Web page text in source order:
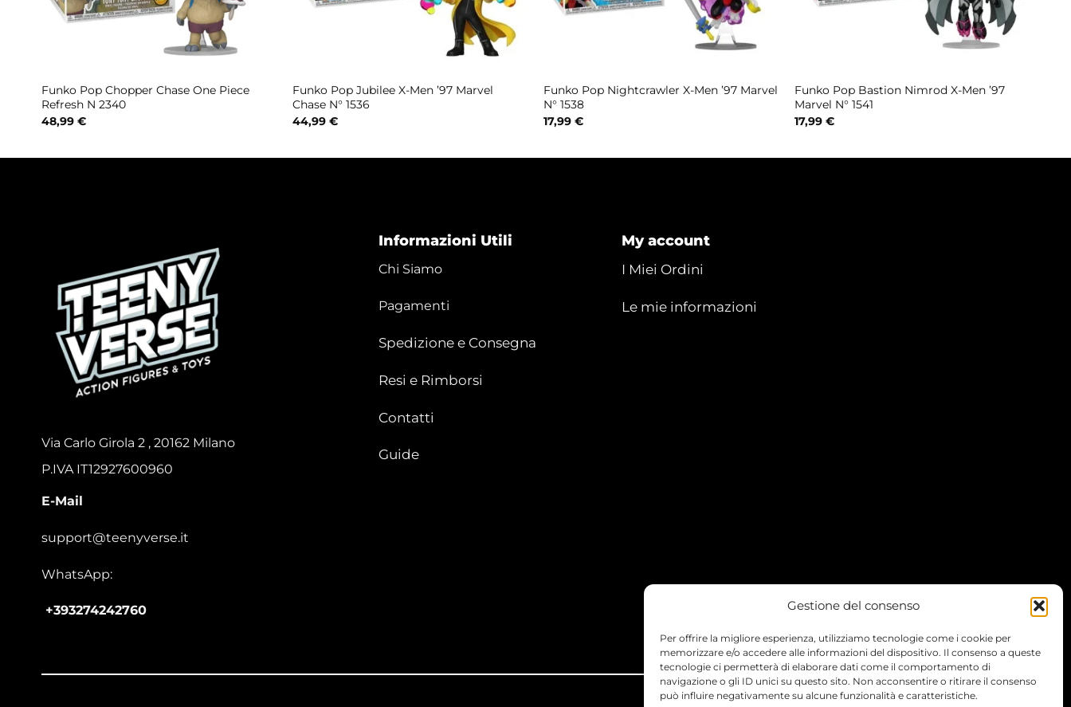
Gestione del consenso
Per offrire la migliore esperienza, utilizziamo tecnologie come i cookie per
memorizzare e/o accedere alle informazioni del dispositivo. Il consenso a queste
tecnologie ci permetterà di elaborare dati come il comportamento di
navigazione o gli ID unici su questo sito. Non acconsentire o ritirare il consenso
può influire negativamente su alcune funzionalità e caratteristiche.
Funko Pop Chopper Chase One Piece
Refresh N 2340
48,99 €
Funko Pop Jubilee X-Men ’97 Marvel
Chase N° 1536
44,99 €
Funko Pop Nightcrawler X-Men ’97 Marvel
N° 1538
17,99 €
Funko Pop Bastion Nimrod X-Men ’97
Marvel N° 1541
17,99 €
Via Carlo Girola 2 , 20162 Milano
P.IVA IT12927600960
E-Mail
support@teenyverse.it
WhatsApp:
+393274242760
Informazioni Utili
Chi Siamo
Pagamenti
Spedizione e Consegna
Resi e Rimborsi
Contatti
Guide
My account
I Miei Ordini
Le mie informazioni